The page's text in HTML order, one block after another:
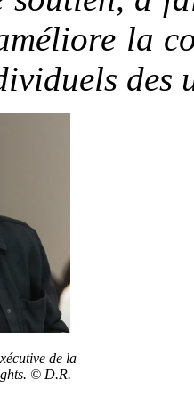
la
des
de la
© D.R.